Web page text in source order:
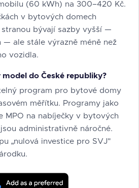
(60 kWh) na 300–420 Kč.
v bytových domech
bývají sazby vyšší —
— ale stále výrazně méně než
vozidla.
do České republiky?
program pro bytové domy
měřítku. Programy jako
MPO na nabíječky v bytových
administrativně náročné.
„nulová investice pro SVJ"